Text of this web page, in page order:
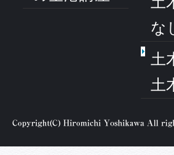
な
土
土